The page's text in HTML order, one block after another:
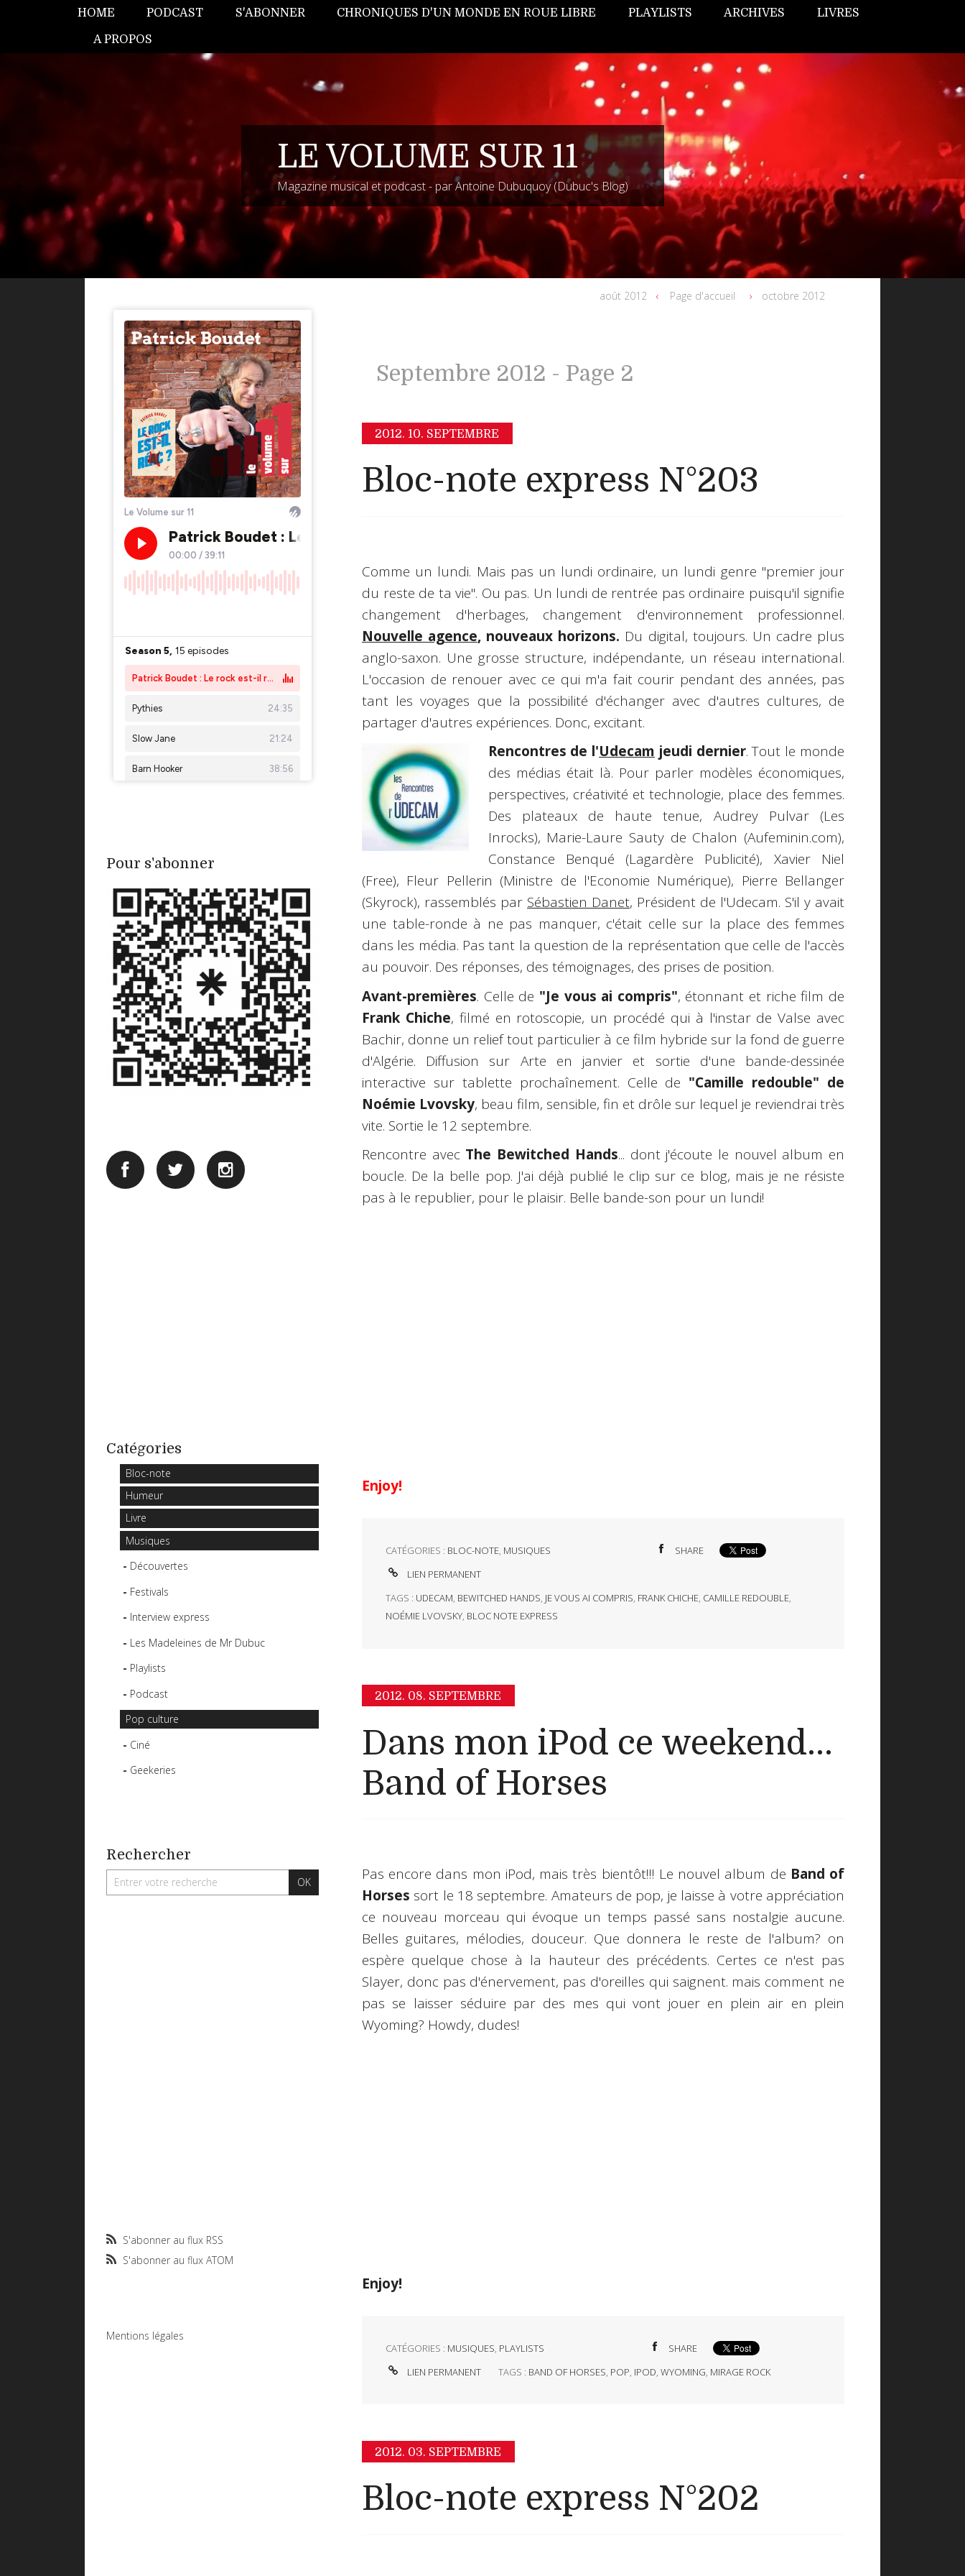
HOME PODCAST S'ABONNER CHRONIQUES D'UN MONDE EN ROUE LIBRE PLAYLISTS ARCHIVES LIVRES
A PROPOS
LE VOLUME SUR 11
Magazine musical et podcast - par Antoine Dubuquoy (Dubuc's Blog)
Pour s'abonner
Catégories
Bloc-note
Humeur
Livre
Musiques
Découvertes
Festivals
Interview express
Les Madeleines de Mr Dubuc
Playlists
Podcast
Pop culture
Ciné
Geekeries
Rechercher
S'abonner au flux RSS
S'abonner au flux ATOM
Mentions légales
août 2012 Page d'accueil octobre 2012
Septembre 2012 - Page 2
2012. 10. SEPTEMBRE
Bloc-note express N°203
Comme un lundi. Mais pas un lundi ordinaire, un lundi genre "premier jour
du reste de ta vie". Ou pas. Un lundi de rentrée pas ordinaire puisqu'il signifie
changement d'herbages, changement d'environnement professionnel.
Nouvelle agence, nouveaux horizons. Du digital, toujours. Un cadre plus
anglo-saxon. Une grosse structure, indépendante, un réseau international.
L'occasion de renouer avec ce qui m'a fait courir pendant des années, pas
tant les voyages que la possibilité d'échanger avec d'autres cultures, de
partager d'autres expériences. Donc, excitant.
Rencontres de l'Udecam jeudi dernier. Tout le monde
des médias était là. Pour parler modèles économiques,
perspectives, créativité et technologie, place des femmes.
Des plateaux de haute tenue, Audrey Pulvar (Les
Inrocks), Marie-Laure Sauty de Chalon (Aufeminin.com),
Constance Benqué (Lagardère Publicité), Xavier Niel
(Free), Fleur Pellerin (Ministre de l'Economie Numérique), Pierre Bellanger
(Skyrock), rassemblés par Sébastien Danet, Président de l'Udecam. S'il y avait
une table-ronde à ne pas manquer, c'était celle sur la place des femmes
dans les média. Pas tant la question de la représentation que celle de l'accès
au pouvoir. Des réponses, des témoignages, des prises de position.
Avant-premières. Celle de "Je vous ai compris", étonnant et riche film de
Frank Chiche, filmé en rotoscopie, un procédé qui à l'instar de Valse avec
Bachir, donne un relief tout particulier à ce film hybride sur la fond de guerre
d'Algérie. Diffusion sur Arte en janvier et sortie d'une bande-dessinée
interactive sur tablette prochaînement. Celle de "Camille redouble" de
Noémie Lvovsky, beau film, sensible, fin et drôle sur lequel je reviendrai très
vite. Sortie le 12 septembre.
Rencontre avec The Bewitched Hands... dont j'écoute le nouvel album en
boucle. De la belle pop. J'ai déjà publié le clip sur ce blog, mais je ne résiste
pas à le republier, pour le plaisir. Belle bande-son pour un lundi!
Enjoy!
CATÉGORIES : BLOC-NOTE, MUSIQUES
SHARE
LIEN PERMANENT
TAGS : UDECAM, BEWITCHED HANDS, JE VOUS AI COMPRIS, FRANK CHICHE, CAMILLE REDOUBLE,
NOÉMIE LVOVSKY, BLOC NOTE EXPRESS
2012. 08. SEPTEMBRE
Dans mon iPod ce weekend...
Band of Horses
Pas encore dans mon iPod, mais très bientôt!!! Le nouvel album de Band of
Horses sort le 18 septembre. Amateurs de pop, je laisse à votre appréciation
ce nouveau morceau qui évoque un temps passé sans nostalgie aucune.
Belles guitares, mélodies, douceur. Que donnera le reste de l'album? on
espère quelque chose à la hauteur des précédents. Certes ce n'est pas
Slayer, donc pas d'énervement, pas d'oreilles qui saignent. mais comment ne
pas se laisser séduire par des mes qui vont jouer en plein air en plein
Wyoming? Howdy, dudes!
Enjoy!
CATÉGORIES : MUSIQUES, PLAYLISTS
SHARE
LIEN PERMANENT
TAGS : BAND OF HORSES, POP, IPOD,WYOMING, MIRAGE ROCK
2012. 03. SEPTEMBRE
Bloc-note express N°202